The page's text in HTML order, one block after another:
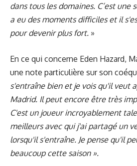
dans tous les domaines. C’est une
a eu des moments difficiles et il
pour devenir plus fort. »
En ce qui concerne Eden Hazard,
une note particulière sur son
s'entraîne bien et je vois qu'il veut
Madrid. Il peut encore être très
C'est un joueur incroyablement
meilleurs avec qui j'ai partagé un
lorsqu'il s'entraîne. Je pense qu'il
beaucoup cette saison ».